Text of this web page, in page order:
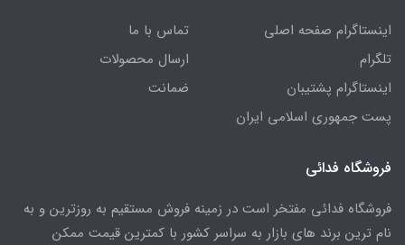
اینستاگرام صفحه اصلی
تلگرام
اینستاگرام پشتیبان
پست جمهوری اسلامی ایران
تماس با ما
ارسال محصولات
ضمانت
فروشگاه فدائی
فروشگاه فدائی مفتخر است در زمینه فروش مستقیم به روزترین و به
نام ترین برند های بازار به سراسر کشور با کمترین قیمت ممکن